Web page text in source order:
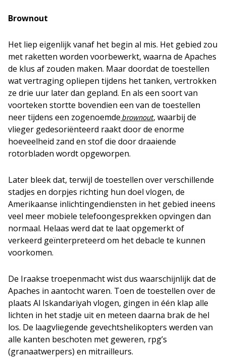
Brownout
Het liep eigenlijk vanaf het begin al mis. Het gebied zou
met raketten worden voorbewerkt, waarna de Apaches
de klus af zouden maken. Maar doordat de toestellen
wat vertraging opliepen tijdens het tanken, vertrokken
ze drie uur later dan gepland. En als een soort van
voorteken stortte bovendien een van de toestellen
neer tijdens een zogenoemde brownout, waarbij de
vlieger gedesoriënteerd raakt door de enorme
hoeveelheid zand en stof die door draaiende
rotorbladen wordt opgeworpen.
Later bleek dat, terwijl de toestellen over verschillende
stadjes en dorpjes richting hun doel vlogen, de
Amerikaanse inlichtingendiensten in het gebied ineens
veel meer mobiele telefoongesprekken opvingen dan
normaal. Helaas werd dat te laat opgemerkt of
verkeerd geïnterpreteerd om het debacle te kunnen
voorkomen.
De Iraakse troepenmacht wist dus waarschijnlijk dat de
Apaches in aantocht waren. Toen de toestellen over de
plaats Al Iskandariyah vlogen, gingen in één klap alle
lichten in het stadje uit en meteen daarna brak de hel
los. De laagvliegende gevechtshelikopters werden van
alle kanten beschoten met geweren, rpg’s
(granaatwerpers) en mitrailleurs.